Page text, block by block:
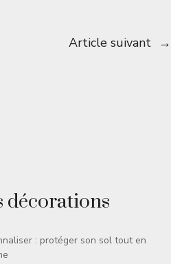
Article suivant →
décorations
: protéger son sol tout en